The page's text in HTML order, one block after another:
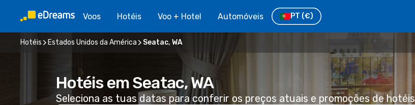
Voos Hotéis Voo + Hotel Automóveis PT (€)
Hotéis Estados Unidos da América Seatac, WA
Hotéis em Seatac, WA
Seleciona as tuas datas para conferir os preços atuais e promoções de hotéis